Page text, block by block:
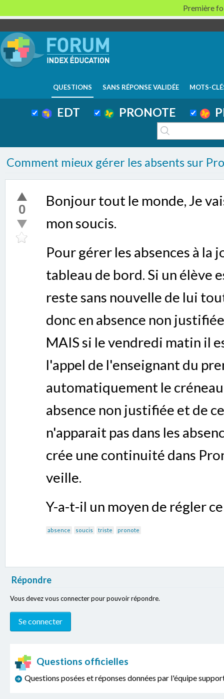
QUESTIONS SANS RÉPONSE VALIDÉE MOTS-
EDT PRONOTE
Comment mieux gérer les absents sur
0
Bonjour tout le monde, Je
mon soucis.
Pour gérer les absences à la
tableau de bord. Si un élève
reste sans nouvelle de lui
donc en absence non
MAIS si le vendredi matin il
l'appel de l'enseignant du
automatiquement le
absence non justifiée et de
n'apparait pas dans les
crée une continuité dans
veille.
Y-a-t-il un moyen de régler
absence soucis triste pronote
Répondre
Vous devez vous connecter pour pouvoir répondre.
Questions officielles
Questions posées et réponses données par l'équipe
Première